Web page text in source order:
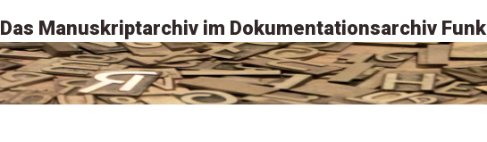
Das Manuskriptarchiv im Dokumentationsarchiv Funk